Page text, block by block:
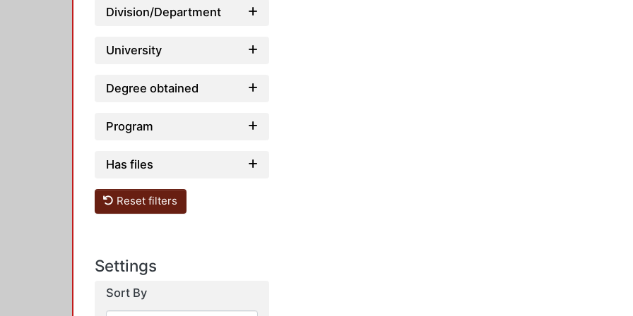
Division/Department
University
Degree obtained
Program
Has files
Reset filters
Settings
Sort By